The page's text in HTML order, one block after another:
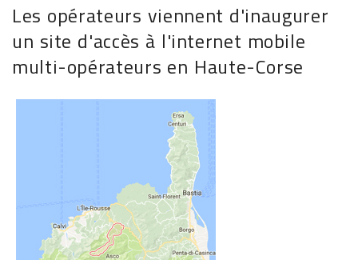
Les opérateurs viennent d'inaugurer
un site d'accès à l'internet mobile
multi-opérateurs en Haute-Corse